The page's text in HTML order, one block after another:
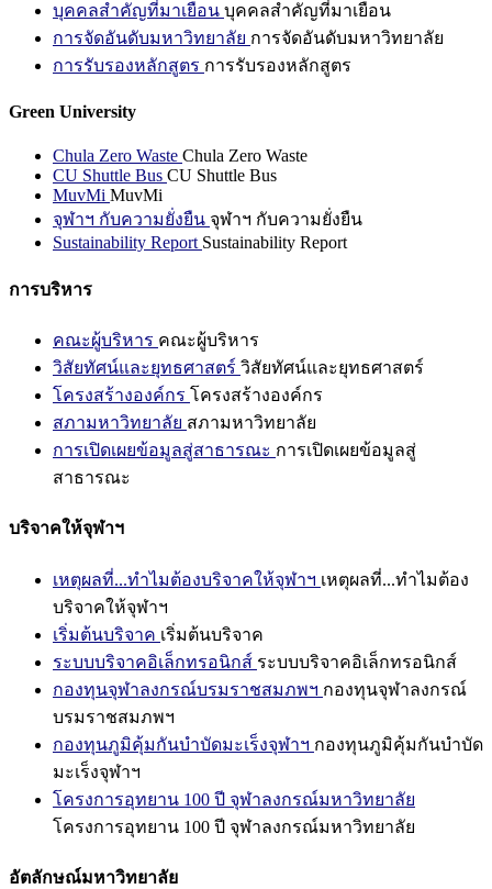
บุคคลสำคัญที่มาเยือน บุคคลสำคัญที่มาเยือน
การจัดอันดับมหาวิทยาลัย การจัดอันดับมหาวิทยาลัย
การรับรองหลักสูตร การรับรองหลักสูตร
Green University
Chula Zero Waste Chula Zero Waste
CU Shuttle Bus CU Shuttle Bus
MuvMi MuvMi
จุฬาฯ กับความยั่งยืน จุฬาฯ กับความยั่งยืน
Sustainability Report Sustainability Report
การบริหาร
คณะผู้บริหาร คณะผู้บริหาร
วิสัยทัศน์และยุทธศาสตร์ วิสัยทัศน์และยุทธศาสตร์
โครงสร้างองค์กร โครงสร้างองค์กร
สภามหาวิทยาลัย สภามหาวิทยาลัย
การเปิดเผยข้อมูลสู่สาธารณะ การเปิดเผยข้อมูลสู่
สาธารณะ
บริจาคให้จุฬาฯ
เหตุผลที่...ทำไมต้องบริจาคให้จุฬาฯ เหตุผลที่...ทำไมต้อง
บริจาคให้จุฬาฯ
เริ่มต้นบริจาค เริ่มต้นบริจาค
ระบบบริจาคอิเล็กทรอนิกส์ ระบบบริจาคอิเล็กทรอนิกส์
กองทุนจุฬาลงกรณ์บรมราชสมภพฯ กองทุนจุฬาลงกรณ์
บรมราชสมภพฯ
กองทุนภูมิคุ้มกันบำบัดมะเร็งจุฬาฯ กองทุนภูมิคุ้มกันบำบัด
มะเร็งจุฬาฯ
โครงการอุทยาน 100 ปี จุฬาลงกรณ์มหาวิทยาลัย
โครงการอุทยาน 100 ปี จุฬาลงกรณ์มหาวิทยาลัย
อัตลักษณ์มหาวิทยาลัย